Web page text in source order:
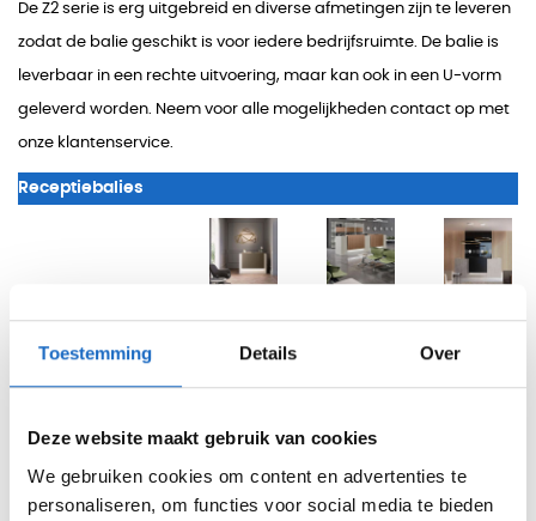
Toestemming Details Over
Deze website maakt gebruik van cookies
We gebruiken cookies om content en advertenties te
personaliseren, om functies voor social media te bieden
De Z2 serie is erg uitgebreid en diverse afmetingen zijn te leveren
zodat de balie geschikt is voor iedere bedrijfsruimte. De balie is
leverbaar in een rechte uitvoering, maar kan ook in een U-vorm
geleverd worden. Neem voor alle mogelijkheden contact op met
onze klantenservice.
Receptiebalies
Designline
small
Bekijk
Designline
Designline